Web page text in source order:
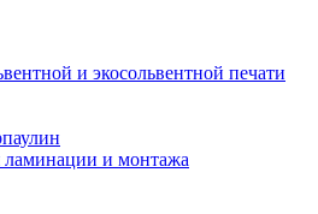
и экосольвентной печати
и монтажа